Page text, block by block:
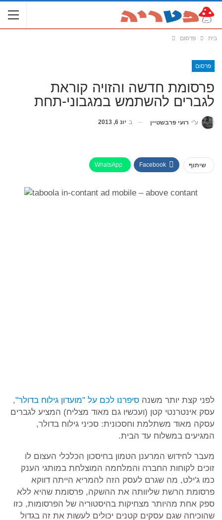
בית פרסום
פרסום
פרסומת חדשה והזויה קוראת
לגברים להשתמש במגבוני-תחת
ע"י רועי פרבשטיין ב יונ 6, 2013
שיתוף Facebook
WhatsApp
לפני קצת יותר משנה סיפרנו לכם על "מועדון גילוח בדולר",
עסק אינטרנטי קטן (ועכשיו גם מאוד מצליח) המציע לגברים
עסקה מאוד משתלמת וחסכונית: סכיני גילוח בדולר,
המגיעים במשלוח עד הבית.
מעבר לחידוש המרענן הטמון בחיסכון הכלכלי העצום לו
זוכים לקוחות החברה והמלחמה המוצלחת במותגי הענק
כמו ג'ילט, מה שגרם לעסק הזה להמריא הייתה דווקא
פרסומת הרשת שליוותה את ההשקה, פרסומת שהיא ללא
ספק אחת מהיותר מצחיקות בהיסטוריה של הפרסומות, כזו
שהוכיחה שגם עסקים קטנים יכולים לעשות את זה בגדול